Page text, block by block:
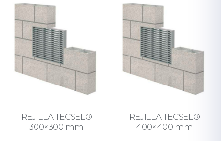
REJILLA TECSEL®
300×300 mm
REJILLA TECSEL®
400×400 mm